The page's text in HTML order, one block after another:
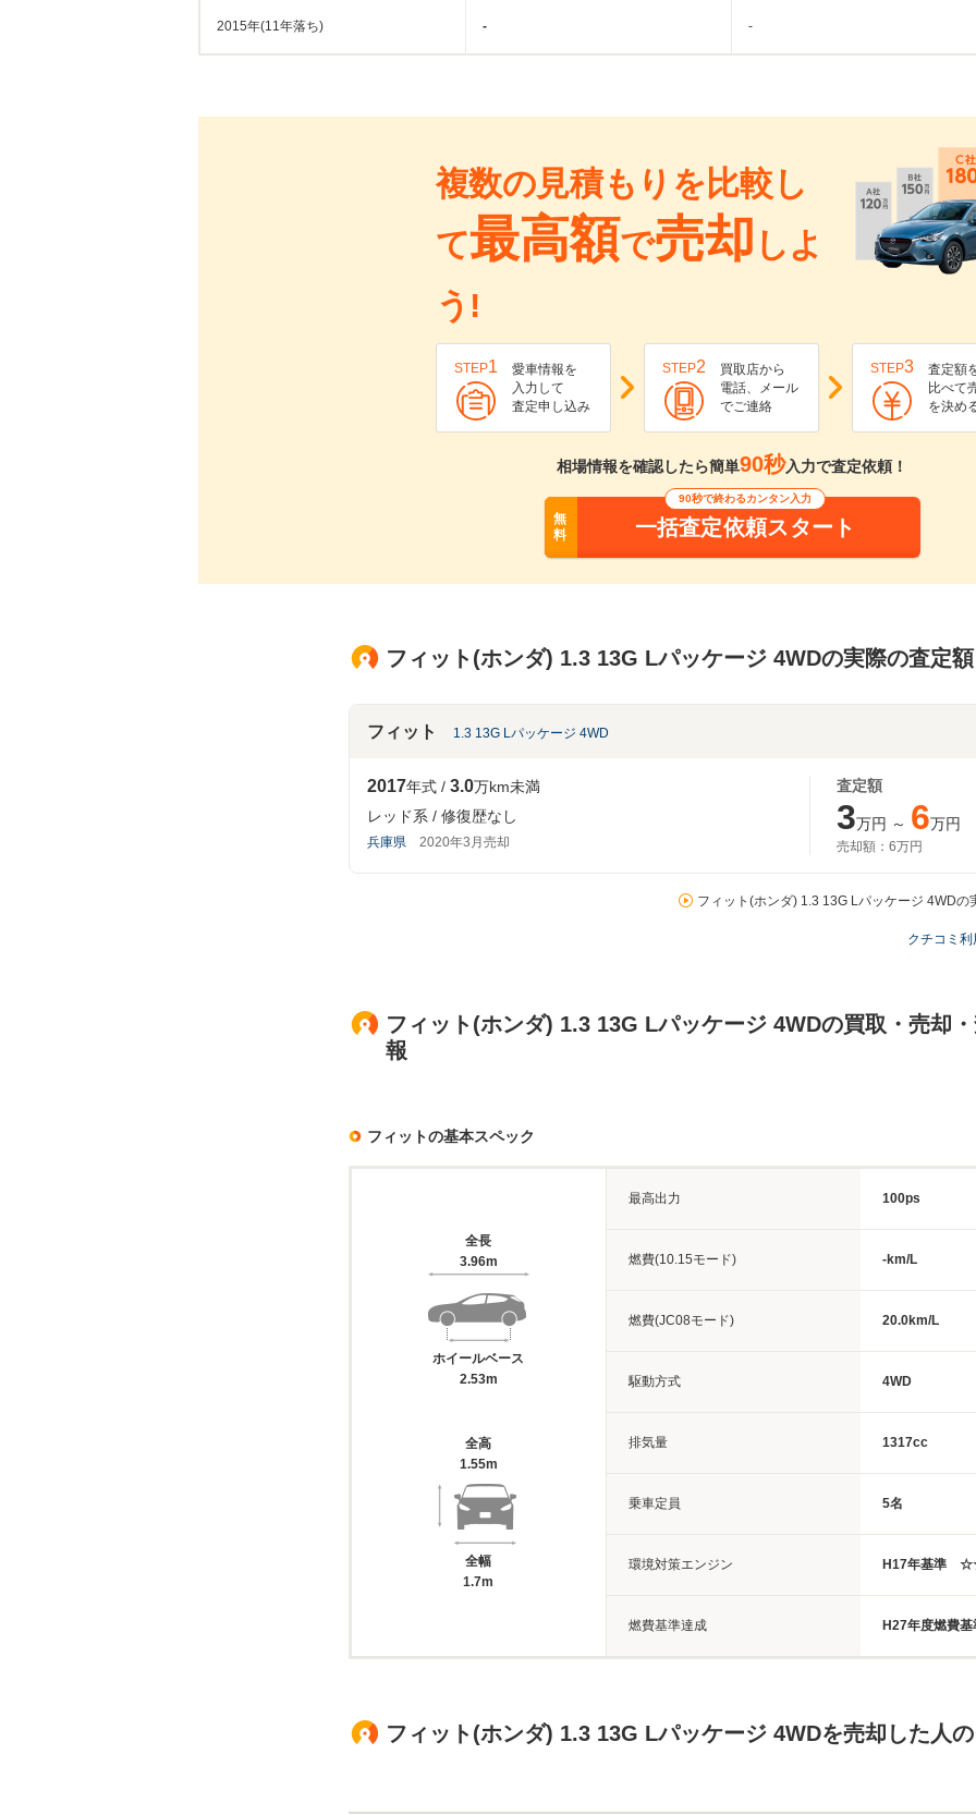
2015年(11年落ち) - -
複数の見積もりを比較し
て最高額で売却 しよ
う!
STEP1
愛車情報を
入力して
査定申し込み
STEP2
買取店から
電話、メール
でご連絡
STEP3
査定額
比べて
を決め
相場情報を確認したら簡単90秒入力で査定依頼！
無
料
90秒で終わるカンタン入力
一括査定依頼スタート
フィット(ホンダ) 1.3 13G Lパッケージ 4WDの実際の査定額
フィット 1.3 13G Lパッケージ 4WD
2017年式 3.0万km未満
レッド系
修復歴なし
兵庫県 2020年3月売却
査定額
3万円 ～ 6万円
売却額： 6万円
フィット(ホンダ) 1.3 13G Lパッケージ 4WDの
クチコミ
フィット(ホンダ) 1.3 13G Lパッケージ 4WDの買取・売却
報
フィットの基本スペック
全長
3.96m
ホイールベース
2.53m
全高
1.55m
全幅
1.7m
最高出力 100ps
燃費(10.15モード) -km/L
燃費(JC08モード) 20.0km/L
駆動方式 4WD
排気量 1317cc
乗車定員 5名
環境対策エンジン H17年基準
燃費基準達成 H27年度燃費
フィット(ホンダ) 1.3 13G Lパッケージ 4WDを売却した人の